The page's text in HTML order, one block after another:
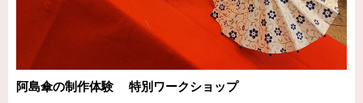
阿島傘の制作体験 特別ワークショップ